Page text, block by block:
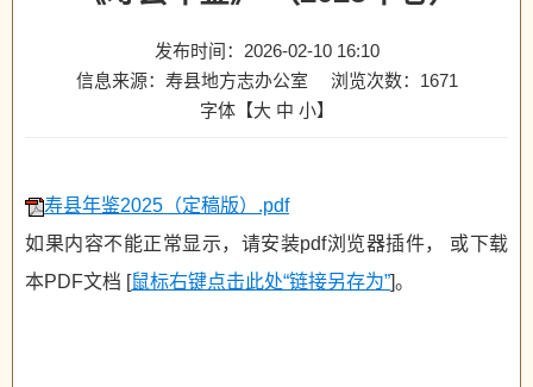
发布时间：2026-02-10 16:10
信息来源：寿县地方志办公室
浏览次数： 1671
字体【大 中 小】
寿县年鉴2025（定稿版）.pdf
如果内容不能正常显示，请安装pdf浏览器插件， 或下载
本PDF文档 [鼠标右键点击此处“链接另存为”]。